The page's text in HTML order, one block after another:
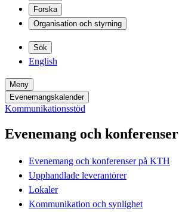
Forska
Organisation och styrning
Sök
English
Meny
Evenemangskalender
Kommunikationsstöd
Evenemang och konferenser
Evenemang och konferenser på KTH
Upphandlade leverantörer
Lokaler
Kommunikation och synlighet